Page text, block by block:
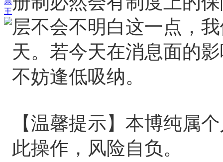
王
层不会不明白这一点，
天。若今天在消息面的
不妨逢低吸纳。
【温馨提示】本博纯属
此操作，风险自负。